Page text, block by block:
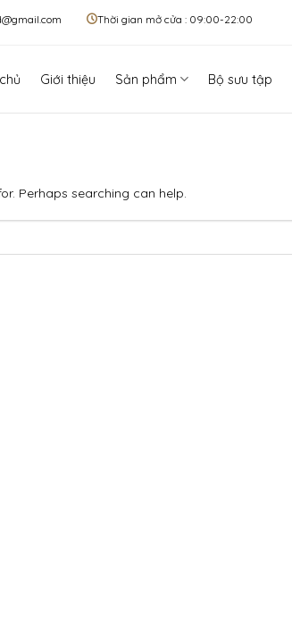
Thời gian mở cửa : 09:00-22:00
Giới thiệu Sản phẩm Bộ sưu tập
Perhaps searching can help.